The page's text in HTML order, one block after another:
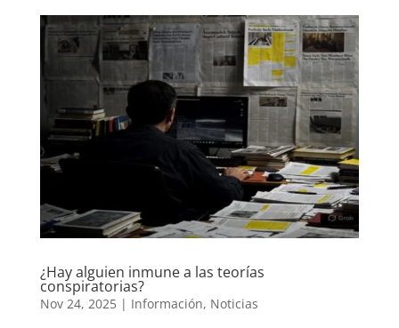
¿Hay alguien inmune a las teorías
conspiratorias?
Nov 24, 2025| Información, Noticias